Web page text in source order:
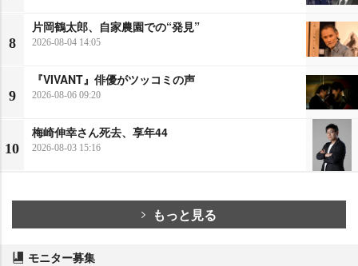
8
片岡鶴太郎、自家農園での“発見”
2026-08-04 14:05
9
『VIVANT』俳優がツッコミの声
2026-08-06 09:20
10
梅崎伸幸さん死去、享年44
2026-08-03 15:16
もっと見る
モニター募集